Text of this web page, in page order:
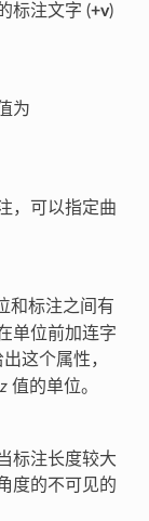
标注文字 (+v)
为
，可以指定曲
和标注之间有
单位前加连字
这个属性，
z值的单位。
标注长度较大
度的不可见的